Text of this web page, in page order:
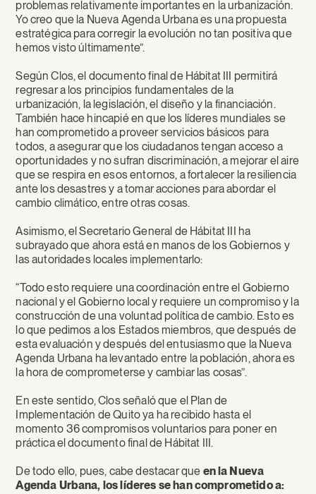
problemas relativamente importantes en la urbanización.
Yo creo que la Nueva Agenda Urbana es una propuesta
estratégica para corregir la evolución no tan positiva que
hemos visto últimamente”.
Según Clos, el documento final de Hábitat III permitirá
regresar a los principios fundamentales de la
urbanización, la legislación, el diseño y la financiación.
También hace hincapié en que los líderes mundiales se
han comprometido a proveer servicios básicos para
todos, a asegurar que los ciudadanos tengan acceso a
oportunidades y no sufran discriminación, a mejorar el aire
que se respira en esos entornos, a fortalecer la resiliencia
ante los desastres y a tomar acciones para abordar el
cambio climático, entre otras cosas.
Asimismo, el Secretario General de Hábitat III ha
subrayado que ahora está en manos de los Gobiernos y
las autoridades locales implementarlo:
“Todo esto requiere una coordinación entre el Gobierno
nacional y el Gobierno local y requiere un compromiso y la
construcción de una voluntad política de cambio. Esto es
lo que pedimos a los Estados miembros, que después de
esta evaluación y después del entusiasmo que la Nueva
Agenda Urbana ha levantado entre la población, ahora es
la hora de comprometerse y cambiar las cosas”.
En este sentido, Clos señaló que el Plan de
Implementación de Quito ya ha recibido hasta el
momento 36 compromisos voluntarios para poner en
práctica el documento final de Hábitat III.
De todo ello, pues, cabe destacar que en la Nueva
Agenda Urbana, los líderes se han comprometido a: